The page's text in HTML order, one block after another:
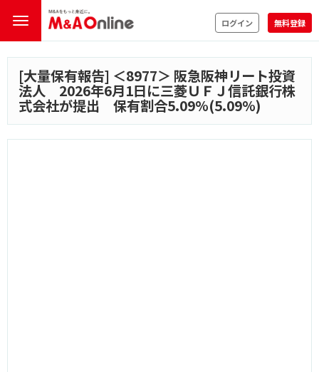
ログイン 無料登録
[大量保有報告] ＜8977＞ 阪急阪神リート投資
法人 2026年6月1日に三菱ＵＦＪ信託銀行株
式会社が提出 保有割合5.09%(5.09%)